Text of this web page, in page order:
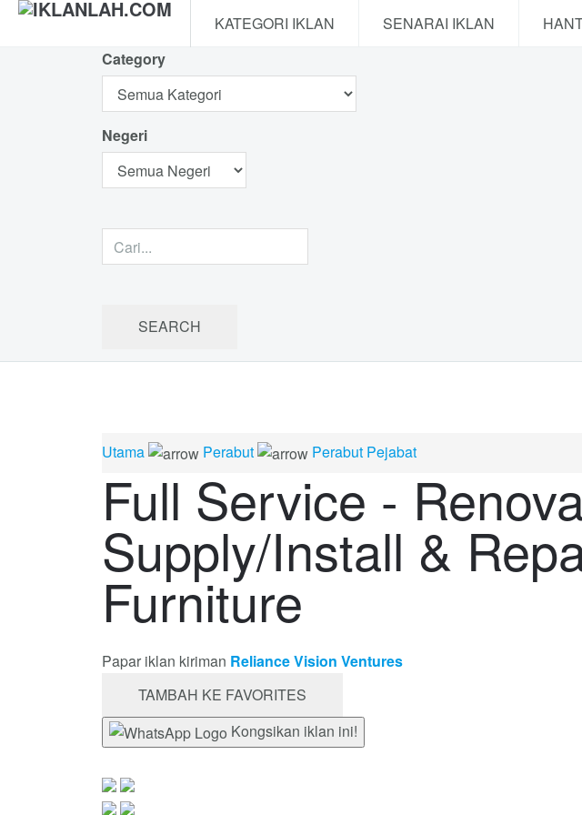
KATEGORI IKLAN SENARAI IKLAN
Category
Negeri
Utama Perabut Perabut Pejabat
Full Service -
Supply/Install &
Furniture
Papar iklan kiriman Reliance Vision Ventures
TAMBAH KE FAVORITES
Kongsikan iklan ini!